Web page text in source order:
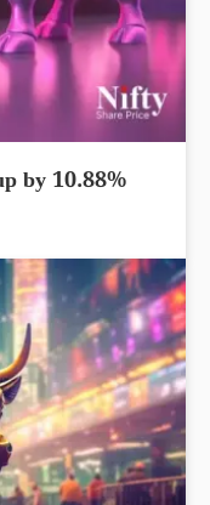
by 10.88%